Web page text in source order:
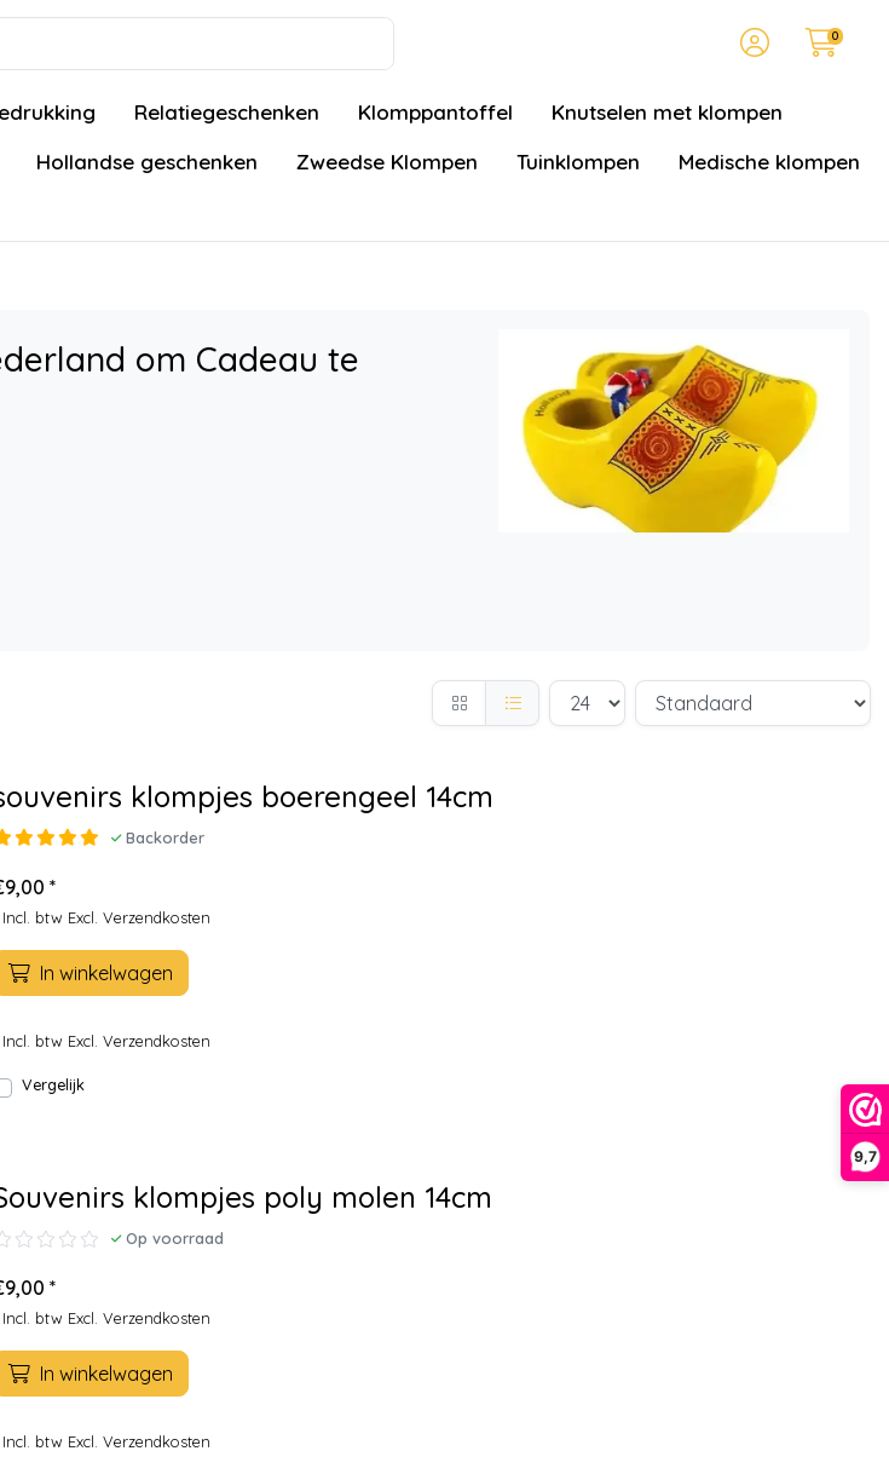
9,7
0
Relatiegeschenken Klomppantoffel
Knutselen met klompen
Hollandse geschenken Zweedse Klompen Tuinklompen
Medische klompen
om Cadeau te
klompjes boerengeel 14cm
Backorder
*
btw Excl. Verzendkosten
In winkelwagen
btw Excl. Verzendkosten
Vergelijk
klompjes poly molen 14cm
Op voorraad
*
btw Excl. Verzendkosten
In winkelwagen
btw Excl. Verzendkosten